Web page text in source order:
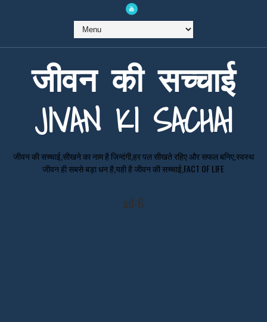
जीवन की सच्चाई
JIVAN KI SACHAI
जीवन की सच्चाई,सीखने का नाम है जिन्दंगी,हर पल सीखते रहिए और सफल बनिए,स्वस्थ
जीवन ही सबसे बड़ा धन है,यही है जीवन की सच्चाई,FACT OF LIFE
ad-6